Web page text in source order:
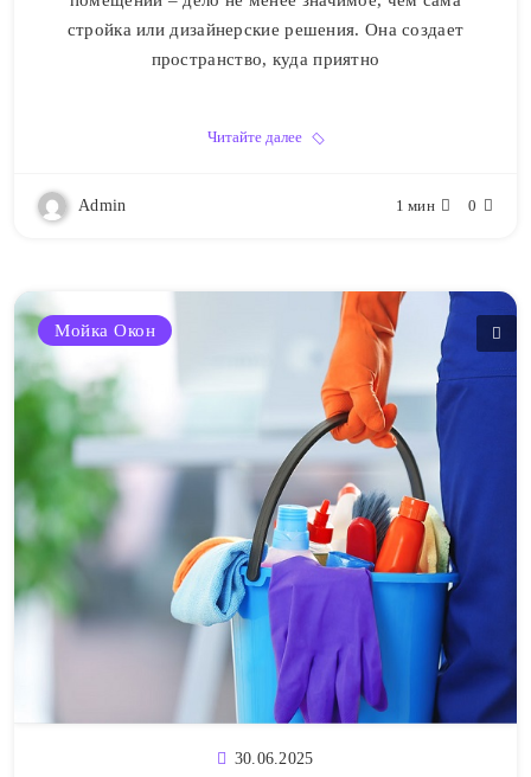
стройка или дизайнерские решения. Она создает
пространство, куда приятно
Читайте далее
Admin 1 мин 0
Мойка Окон
30.06.2025